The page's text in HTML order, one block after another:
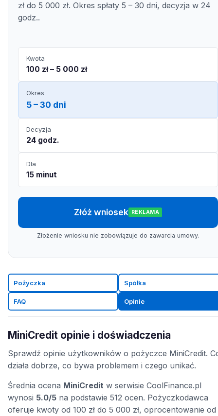
zł do 5 000 zł. Okres spłaty 5 – 30 dni, decyzja w 24
godz..
Kwota
100 zł – 5 000 zł
Okres
5 – 30 dni
Decyzja
24 godz.
Dla
15 minut
Złóż wniosek REKLAMA
Złożenie wniosku nie zobowiązuje do zawarcia umowy.
Pożyczka Spółka
FAQ Opinie
MiniCredit opinie i doświadczenia
Sprawdź opinie użytkowników o pożyczce MiniCredit.
działa dobrze, co bywa problemem i czego unikać.
Średnia ocena MiniCredit w serwisie CoolFinance.pl
wynosi 5.0/5 na podstawie 512 ocen. Pożyczkodawca
oferuje kwoty od 100 zł do 5 000 zł, oprocentowanie od